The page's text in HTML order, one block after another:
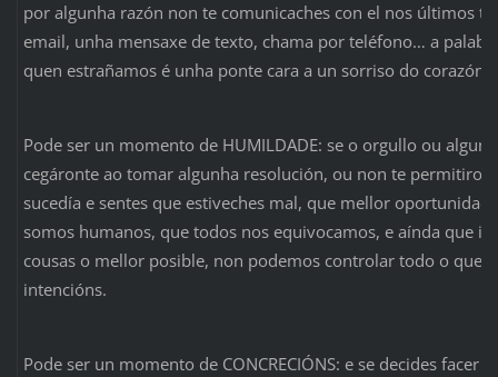
por algunha razón non te comunicaches con el nos últimos
email, unha mensaxe de texto, chama por teléfono… a
quen estrañamos é unha ponte cara a un sorriso do corazón.
Pode ser un momento de HUMILDADE: se o orgullo ou
cegáronte ao tomar algunha resolución, ou non te
sucedía e sentes que estiveches mal, que mellor
somos humanos, que todos nos equivocamos, e aínda que
cousas o mellor posible, non podemos controlar todo o que
intencións.
Pode ser un momento de CONCRECIÓNS: e se decides facer